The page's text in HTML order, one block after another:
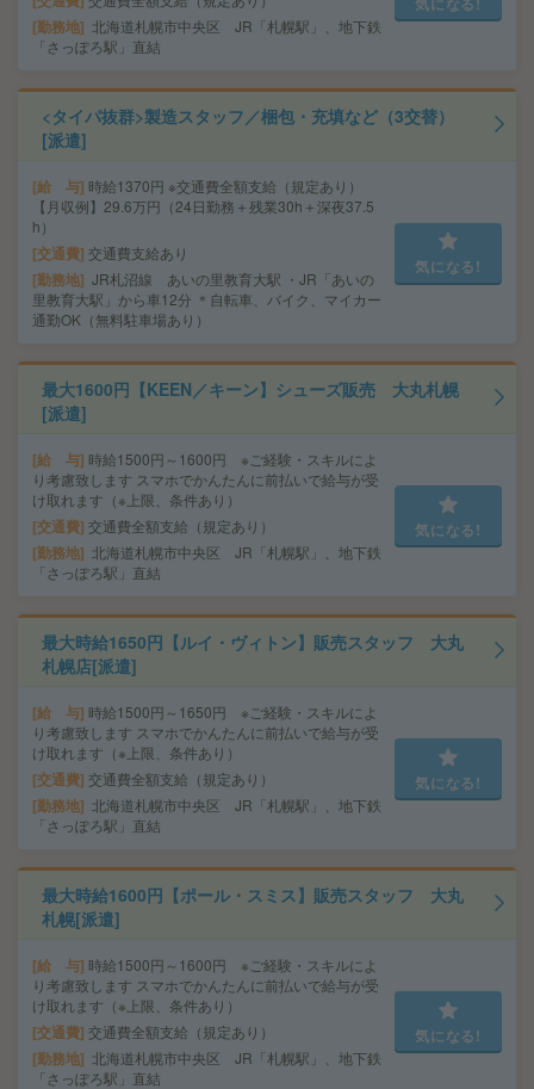
勤務地
北海道札幌市中央区 JR「札幌駅」、地下鉄
「さっぽろ駅」直結
<タイパ抜群>製造スタッフ／梱包・充填など（3交替）
[派遣]
給 与 時給1370円 ※交通費全額支給（規定あり）
【月収例】29.6万円（24日勤務＋残業30h＋深夜37.5
h）
交通費 交通費支給あり
勤務地 JR札沼線 あいの里教育大駅 ・JR「あいの
里教育大駅」から車12分 ＊自転車、バイク、マイカー
通勤OK（無料駐車場あり）
気になる!
最大1600円【KEEN／キーン】シューズ販売 大丸札幌
[派遣]
給 与 時給1500円～1600円 ※ご経験・スキルによ
り考慮致します スマホでかんたんに前払いで給与が受
け取れます（※上限、条件あり）
交通費 交通費全額支給（規定あり）
勤務地
北海道札幌市中央区 JR「札幌駅」、地下鉄
「さっぽろ駅」直結
気になる!
最大時給1650円【ルイ・ヴィトン】販売スタッフ 大丸
札幌店[派遣]
給 与 時給1500円～1650円 ※ご経験・スキルによ
り考慮致します スマホでかんたんに前払いで給与が受
け取れます（※上限、条件あり）
交通費 交通費全額支給（規定あり）
勤務地
北海道札幌市中央区 JR「札幌駅」、地下鉄
「さっぽろ駅」直結
気になる!
最大時給1600円【ポール・スミス】販売スタッフ 大丸
札幌[派遣]
給 与 時給1500円～1600円 ※ご経験・スキルによ
り考慮致します スマホでかんたんに前払いで給与が受
け取れます（※上限、条件あり）
交通費 交通費全額支給（規定あり）
勤務地
北海道札幌市中央区 JR「札幌駅」、地下鉄
「さっぽろ駅」直結
気になる!